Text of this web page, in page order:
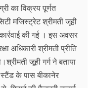
का विक्रय पूर्णत
मजिस्ट्रेट श्रीमती जूही
की गई । इस अवसर
अधिकारी श्रीमती प्रीति
जूही गर्ग ने बताया
स्टैंड के पास बीकानेर